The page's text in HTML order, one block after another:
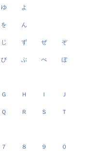
ゆ よ
を ん
じ ず ぜ ぞ
び ぶ べ ぼ
Ｇ Ｈ Ｉ Ｊ
Ｑ Ｒ Ｓ Ｔ
７ ８ ９ ０